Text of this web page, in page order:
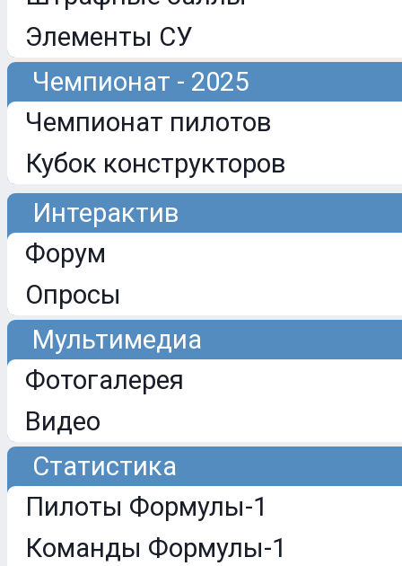
Элементы СУ
Чемпионат - 2025
Чемпионат пилотов
Кубок конструкторов
Интерактив
Форум
Опросы
Мультимедиа
Фотогалерея
Видео
Статистика
Пилоты Формулы-1
Команды Формулы-1